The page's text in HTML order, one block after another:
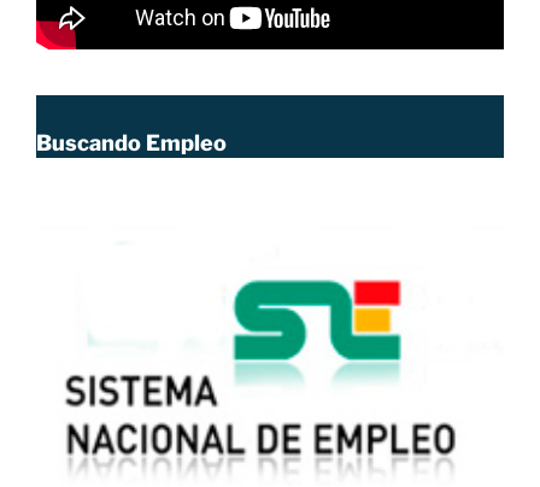
Buscando Empleo